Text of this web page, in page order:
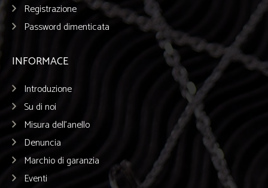
Registrazione
Password dimenticata
INFORMACE
Introduzione
Su di noi
Misura dell’anello
Denuncia
Marchio di garanzia
Eventi